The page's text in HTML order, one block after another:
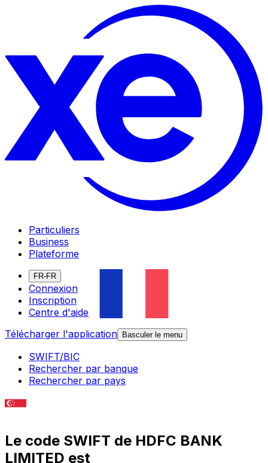
Particuliers
Business
Plateforme
FR-FR
Connexion
Inscription
Centre d'aide
Télécharger l'application
Basculer le menu
SWIFT/BIC
Rechercher par banque
Rechercher par pays
Le code SWIFT de HDFC BANK
LIMITED est